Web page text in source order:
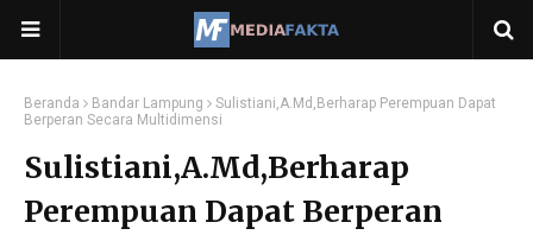
Beranda Bandar Lampung
Sulistiani,A.Md,Berharap Perempuan Dapat
Berperan Secara Multidimensi
Sulistiani,A.Md,Berharap
Perempuan Dapat Berperan